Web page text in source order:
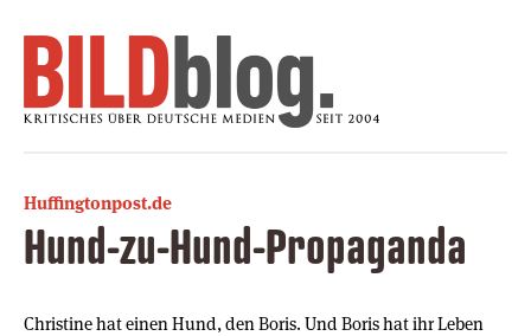
Huffingtonpost.de
Hund-zu-Hund-Propaganda
Christine hat einen Hund, den Boris. Und Boris hat ihr Leben